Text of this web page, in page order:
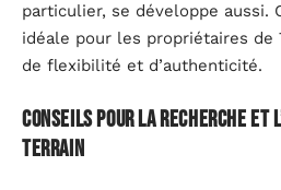
particulier, se développe aussi.
idéale pour les propriétaires de
de flexibilité et d’authenticité.
Conseils pour la recherche et
terrain